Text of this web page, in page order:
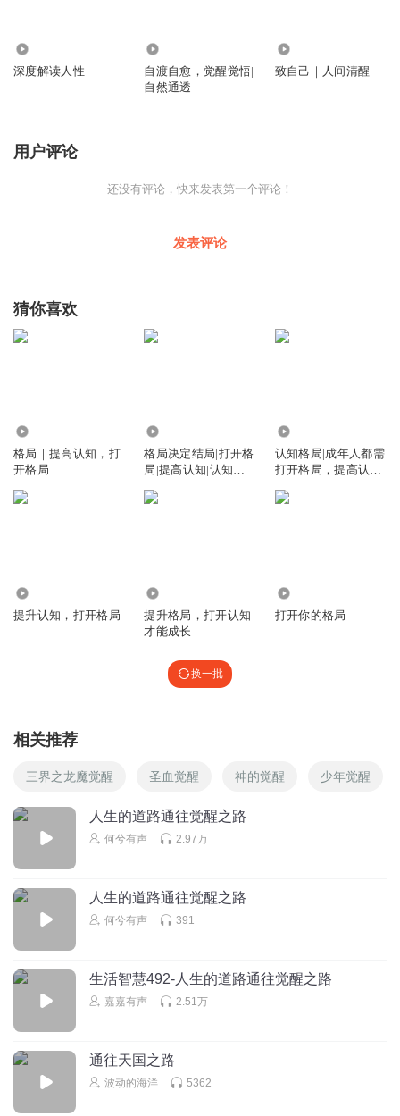
深度解读人性
自渡自愈，觉醒觉悟|
自然通透
致自己｜人间清醒
用户评论
还没有评论，快来发表第一个评论！
发表评论
猜你喜欢
格局｜提高认知，打
开格局
格局决定结局|打开格
局|提高认知|认知觉
认知格局|成年人都需
打开格局，提高认知
提升认知，打开格局
提升格局，打开认知
才能成长
打开你的格局
换一批
相关推荐
三界之龙魔觉醒 圣血觉醒 神的觉醒 少年觉醒
人生的道路通往觉醒之路
何兮有声 2.97万
人生的道路通往觉醒之路
何兮有声 391
生活智慧492-人生的道路通往觉醒之路
嘉嘉有声 2.51万
通往天国之路
波动的海洋 5362